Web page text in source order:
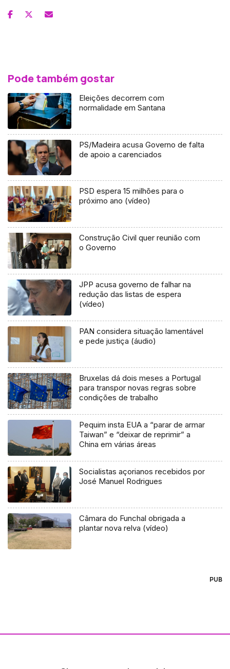
Pode também gostar
Eleições decorrem com
normalidade em Santana
PS/Madeira acusa Governo de falta
de apoio a carenciados
PSD espera 15 milhões para o
próximo ano (vídeo)
Construção Civil quer reunião com
o Governo
JPP acusa governo de falhar na
redução das listas de espera
(vídeo)
PAN considera situação lamentável
e pede justiça (áudio)
Bruxelas dá dois meses a Portugal
para transpor novas regras sobre
condições de trabalho
Pequim insta EUA a “parar de armar
Taiwan” e “deixar de reprimir” a
China em várias áreas
Socialistas açorianos recebidos por
José Manuel Rodrigues
Câmara do Funchal obrigada a
plantar nova relva (vídeo)
PUB